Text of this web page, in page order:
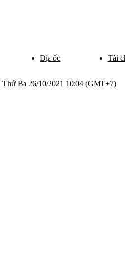
Địa ốc Tài
Thứ Ba 26/10/2021 10:04 (GMT+7)